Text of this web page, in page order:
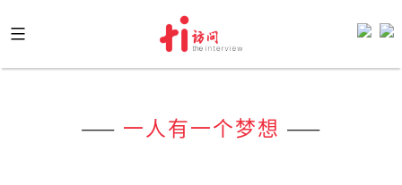
to
content
—— 一人有一个梦想 ——